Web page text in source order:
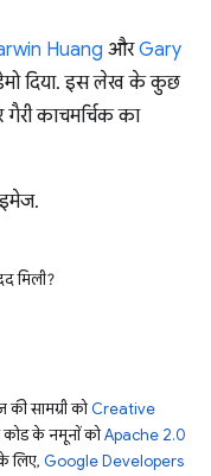
Huang औरGary
डेमो दिया. इस लेख के कुछ
काचमर्चिक का
इमेज.
मिली?
सामग्री कोCreative
के नमूनों कोApache 2.0
लिए, Google Developers